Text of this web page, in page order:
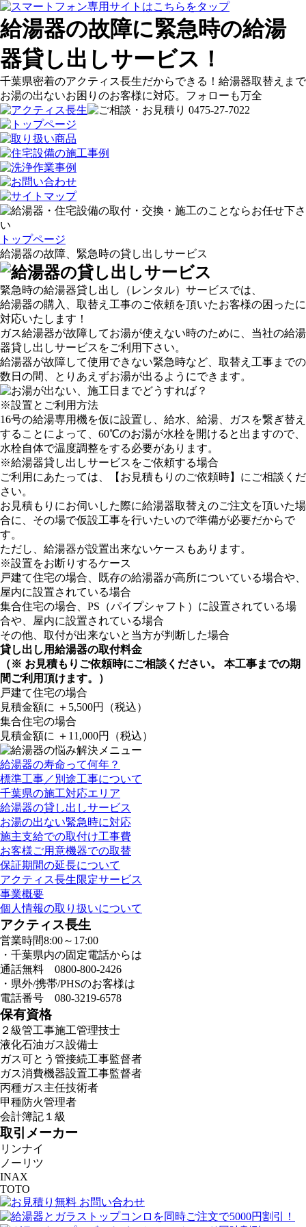
給湯器の故障に緊急時の給湯
器貸し出しサービス！
千葉県密着のアクティス長生だからできる！給湯器取替えまで
お湯の出ないお困りのお客様に対応。フォローも万全
トップページ
給湯器の故障、緊急時の貸し出しサービス
緊急時の給湯器貸し出し（レンタル）サービスでは、
給湯器の購入、取替え工事のご依頼を頂いたお客様の困ったに
対応いたします！
ガス給湯器が故障してお湯が使えない時のために、当社の給湯
器貸し出しサービスをご利用下さい。
給湯器が故障して使用できない緊急時など、取替え工事までの
数日の間、とりあえずお湯が出るようにできます。
※設置とご利用方法
16号の給湯専用機を仮に設置し、給水、給湯、ガスを繋ぎ替え
することによって、60℃のお湯が水栓を開けると出ますので、
水栓自体で温度調整をする必要があります。
※給湯器貸し出しサービスをご依頼する場合
ご利用にあたっては、
【お見積もりのご依頼時】 にご相談くだ
さい。
お見積もりにお伺いした際に給湯器取替えのご注文を頂いた場
合に、その場で仮設工事を行いたいので準備が必要だからで
す。
ただし、給湯器が設置出来ないケースもあります。
※設置をお断りするケース
戸建て住宅の場合、既存の給湯器が高所についている場合や、
屋内に設置されている場合
集合住宅の場合、PS（パイプシャフト）に設置されている場
合や、屋内に設置されている場合
その他、取付が出来ないと当方が判断した場合
貸し出し用給湯器の取付料金
（※ お見積もりご依頼時にご相談ください。 本工事までの期
間ご利用頂けます。）
戸建て住宅の場合
見積金額に ＋5,500円（税込）
集合住宅の場合
見積金額に ＋11,000円（税込）
給湯器の寿命って何年？
標準工事／別途工事について
千葉県の施工対応エリア
給湯器の貸し出しサービス
お湯の出ない緊急時に対応
施主支給での取付け工事費
お客様ご用意機器での取替
保証期間の延長について
アクティス長生限定サービス
事業概要
個人情報の取り扱いについて
アクティス長生
営業時間8:00～17:00
・千葉県内の固定電話からは
通話無料 0800-800-2426
・県外/携帯/PHSのお客様は
電話番号 080-3219-6578
保有資格
２級管工事施工管理技士
液化石油ガス設備士
ガス可とう管接続工事監督者
ガス消費機器設置工事監督者
丙種ガス主任技術者
甲種防火管理者
会計簿記１級
取引メーカー
リンナイ
ノーリツ
INAX
TOTO